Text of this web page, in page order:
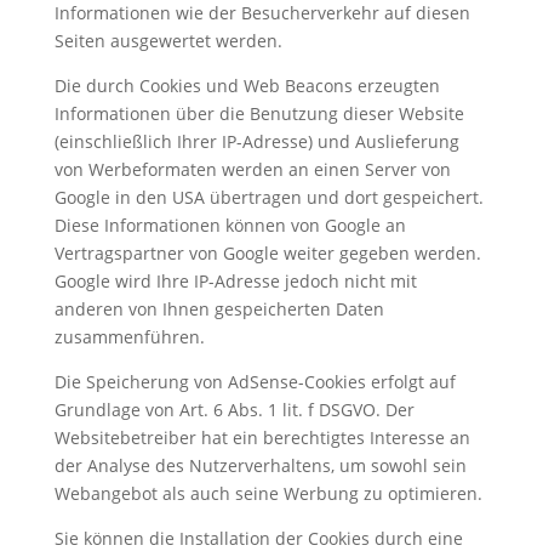
Informationen wie der Besucherverkehr auf diesen
Seiten ausgewertet werden.
Die durch Cookies und Web Beacons erzeugten
Informationen über die Benutzung dieser Website
(einschließlich Ihrer IP-Adresse) und Auslieferung
von Werbeformaten werden an einen Server von
Google in den USA übertragen und dort gespeichert.
Diese Informationen können von Google an
Vertragspartner von Google weiter gegeben werden.
Google wird Ihre IP-Adresse jedoch nicht mit
anderen von Ihnen gespeicherten Daten
zusammenführen.
Die Speicherung von AdSense-Cookies erfolgt auf
Grundlage von Art. 6 Abs. 1 lit. f DSGVO. Der
Websitebetreiber hat ein berechtigtes Interesse an
der Analyse des Nutzerverhaltens, um sowohl sein
Webangebot als auch seine Werbung zu optimieren.
Sie können die Installation der Cookies durch eine